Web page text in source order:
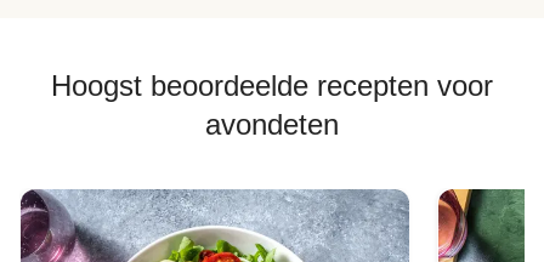
Hoogst beoordeelde recepten voor
avondeten